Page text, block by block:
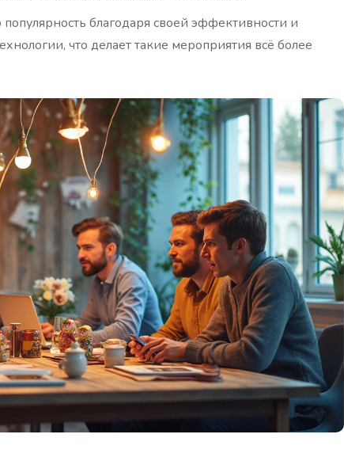
благодаря своей эффективности и
что делает такие мероприятия всё более